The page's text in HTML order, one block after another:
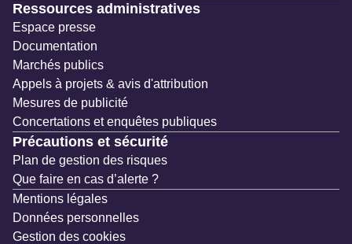
Ressources administratives
Espace presse
Documentation
Marchés publics
Appels à projets & avis d'attribution
Mesures de publicité
Concertations et enquêtes publiques
Précautions et sécurité
Plan de gestion des risques
Que faire en cas d’alerte ?
Mentions légales
Données personnelles
Gestion des cookies